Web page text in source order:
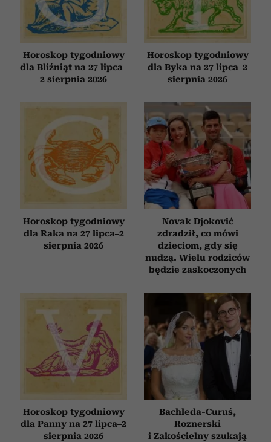
Horoskop tygodniowy
dla Bliźniąt na 27 lipca–
2 sierpnia 2026
Horoskop tygodniowy
dla Byka na 27 lipca–2
sierpnia 2026
Horoskop tygodniowy
dla Raka na 27 lipca–2
sierpnia 2026
Novak Djoković
zdradził, co mówi
dzieciom, gdy się
nudzą. Wielu rodziców
będzie zaskoczonych
Horoskop tygodniowy
dla Panny na 27 lipca–2
sierpnia 2026
Bachleda-Curuś,
Roznerski
i Zakościelny szukają